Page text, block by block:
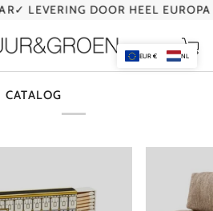
✓ LEVERING DOOR HEEL EUROPA
CATALOG
EUR € NL